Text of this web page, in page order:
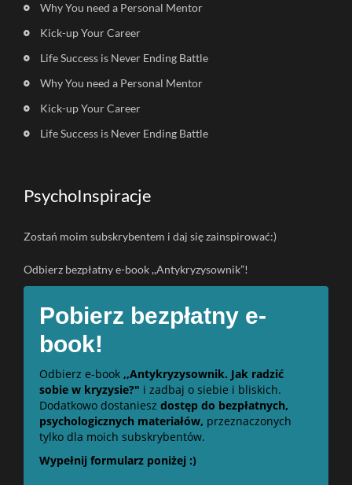
Why You need a Personal Mentor
Kick-up Your Career
Life Success is Never Ending Battle
Why You need a Personal Mentor
Kick-up Your Career
Life Success is Never Ending Battle
PsychoInspiracje
Zostań moim subskrybentem i daj się zainspirować:)
Odbierz bezpłatny e-book ,,Antykryzysownik”!
Pobierz bezpłatny e-
book!
Odbierz e-book ,,Antykryzysownik. Jak radzić
sobie w kryzysie?" i zadbaj o siebie i bliskich.
Dodatkowo dostaniesz dostęp do bezpłatnych,
psychologicznych materiałów, przeznaczonych
tylko dla moich subskrybentów.
Wypełnij formularz poniżej :)